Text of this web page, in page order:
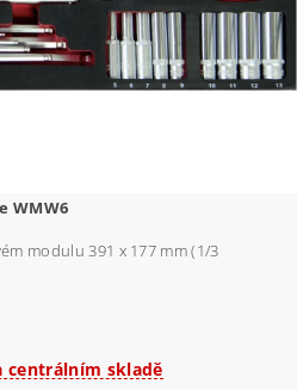
WMW6
modulu 391 x 177 mm (1/3
centrálním skladě